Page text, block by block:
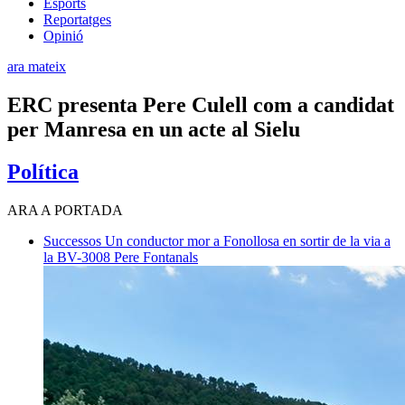
Reportatges
Opinió
ara mateix
ERC presenta Pere Culell com a candidat
per Manresa en un acte al Sielu
Política
ARA A PORTADA
Successos Un conductor mor a Fonollosa en sortir de la via a
la BV-3008 Pere Fontanals